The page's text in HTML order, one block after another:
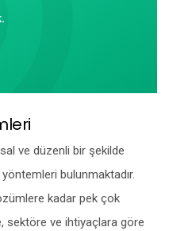
ve düzenli bir şekilde
bulunmaktadır.
kadar pek çok
sektöre ve ihtiyaçlara göre